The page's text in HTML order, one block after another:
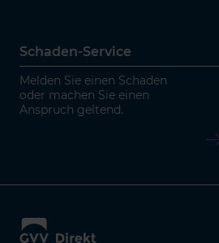
Schaden-Service
Melden Sie einen Schaden
oder machen Sie einen
Anspruch geltend.